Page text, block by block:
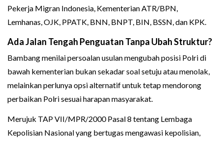
Pekerja Migran Indonesia, Kementerian ATR/BPN,
Lemhanas, OJK, PPATK, BNN, BNPT, BIN, BSSN, dan KPK.
Ada Jalan Tengah Penguatan Tanpa Ubah Struktur?
Bambang menilai persoalan usulan mengubah posisi Polri di
bawah kementerian bukan sekadar soal setuju atau menolak,
melainkan perlunya opsi alternatif untuk tetap mendorong
perbaikan Polri sesuai harapan masyarakat.
Merujuk TAP VII/MPR/2000 Pasal 8 tentang Lembaga
Kepolisian Nasional yang bertugas mengawasi kepolisian,